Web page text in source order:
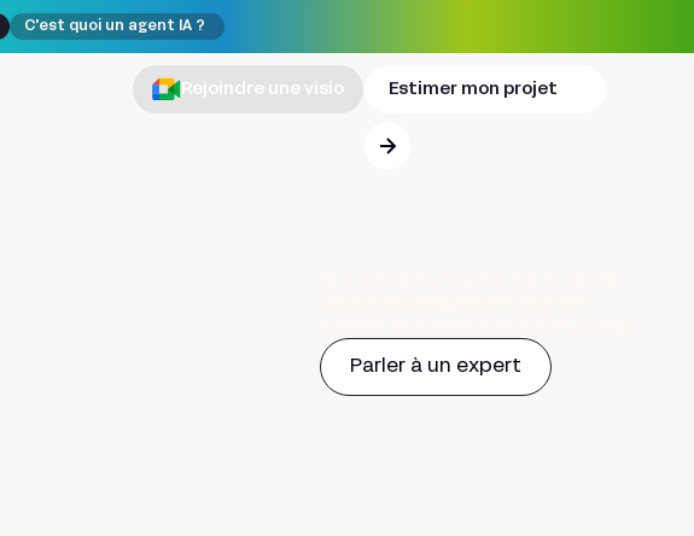
C'est quoi un agent IA ?
Rejoindre une visio Estimer mon projet
Parler à un expert